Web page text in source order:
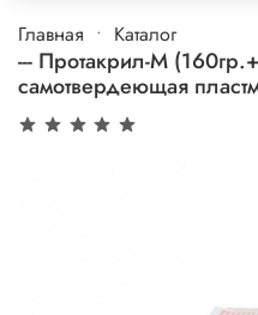
Главная Каталог
--- Протакрил-М
самотвердеющая